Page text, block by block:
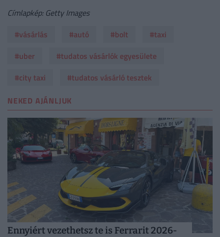
Címlapkép: Getty Images
#vásárlás
#autó #bolt
#taxi
#uber
#tudatos vásárlók egyesülete
#city taxi
#tudatos vásárló tesztek
NEKED AJÁNLJUK
Ennyiért vezethetsz te is Ferrarit 2026-